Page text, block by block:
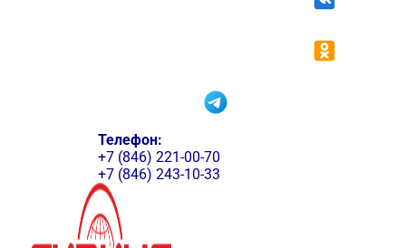
Телефон:
+7 (846) 221-00-70
+7 (846) 243-10-33